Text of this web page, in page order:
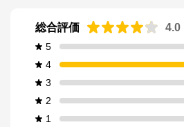
総合評価 4.0
5
4
3
2
1